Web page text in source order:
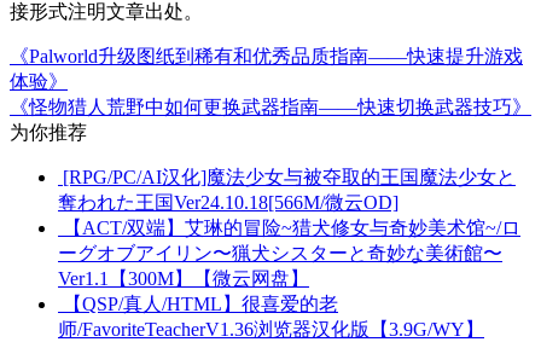
接形式注明文章出处。
《Palworld升级图纸到稀有和优秀品质指南——快速提升游戏
体验》
《怪物猎人荒野中如何更换武器指南——快速切换武器技巧》
为你推荐
[RPG/PC/AI汉化]魔法少女与被夺取的王国魔法少女と
奪われた王国Ver24.10.18[566M/微云OD]
【ACT/双端】艾琳的冒险~猎犬修女与奇妙美术馆~/ロ
ーグオブアイリン〜猟犬シスターと奇妙な美術館〜
Ver1.1【300M】【微云网盘】
【QSP/真人/HTML】很喜爱的老
师/FavoriteTeacherV1.36浏览器汉化版【3.9G/WY】